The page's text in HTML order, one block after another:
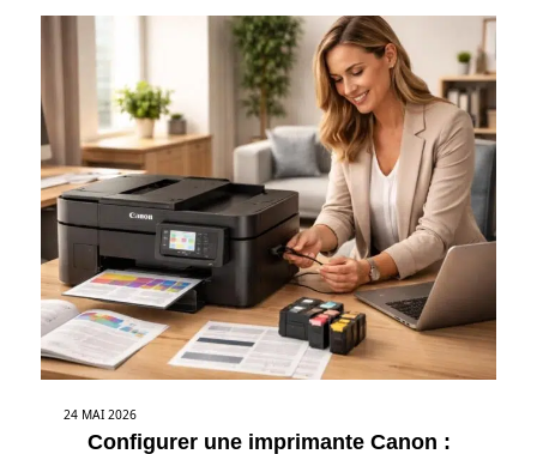
24 MAI 2026
Configurer une imprimante Canon :